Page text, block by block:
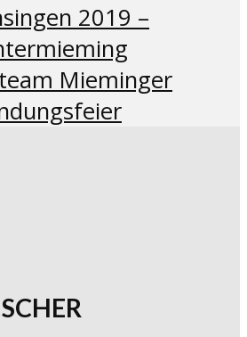
2019 –
Mieminger